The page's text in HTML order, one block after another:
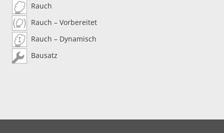
Rauch
Rauch – Vorbereitet
Rauch – Dynamisch
Bausatz